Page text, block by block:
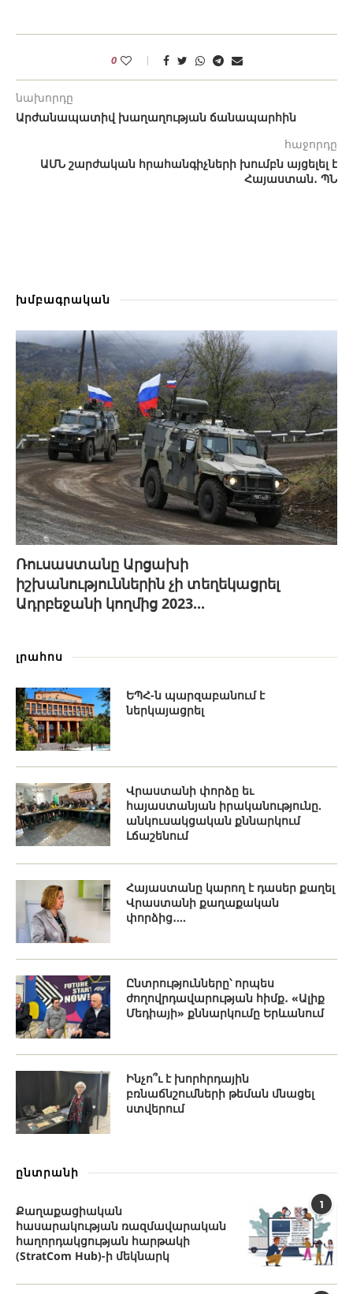
0
նախորդը
Արժանապատիվ խաղաղության ճանապարհին
հաջորդը
ԱՄՆ շարժական հրահանգիչների խումբն այցելել է
Հայաստան․ ՊՆ
խմբագրական
Ռուսաստանը Արցախի
իշխանություններին չի տեղեկացրել
Ադրբեջանի կողմից 2023...
լրահոս
ԵՊՀ-ն պարզաբանում է
ներկայացրել
Վրաստանի փորձը եւ
հայաստանյան իրականությունը.
անկուսակցական քննարկում
Լճաշենում
Հայաստանը կարող է դասեր քաղել
Վրաստանի քաղաքական
փորձից․...
Ընտրությունները՝ որպես
ժողովրդավարության հիմք․ «Ալիք
Մեդիայի» քննարկումը Երևանում
Ինչո՞ւ է խորհրդային
բռնաճնշումների թեման մնացել
ստվերում
ընտրանի
1
Քաղաքացիական
հասարակության ռազմավարական
հաղորդակցության հարթակի
(StratCom Hub)-ի մեկնարկ